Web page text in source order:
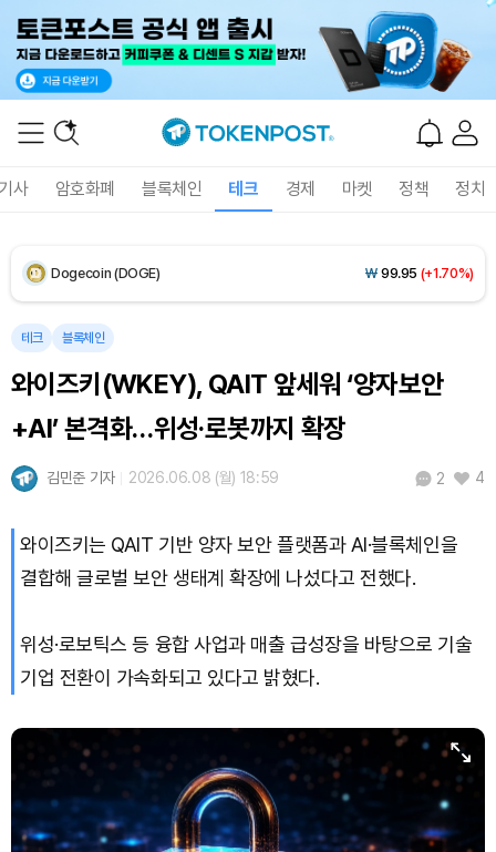
사 암호화폐 블록체인 테크 경제 마켓 정책 정치
Solana (SOL) ₩ 107,256(+2.92%)
TRON (TRX) (+0.47%)
Bitcoin (BTC) 91,566,831 (+0.16%)
테크 블록체인
와이즈키(WKEY), QAIT 앞세워 ‘양자보안
+AI’ 본격화…위성·로봇까지 확장
김민준 기자 2026.06.08 (월) 18:59 2 4
와이즈키는 QAIT 기반 양자 보안 플랫폼과 AI·블록체인을
결합해 글로벌 보안 생태계 확장에 나섰다고 전했다.
위성·로보틱스 등 융합 사업과 매출 급성장을 바탕으로 기술
기업 전환이 가속화되고 있다고 밝혔다.